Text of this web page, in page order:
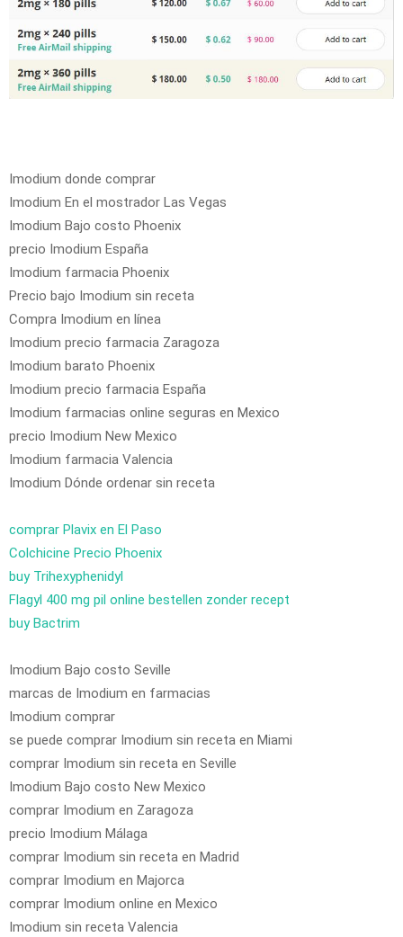
Imodium donde comprar
Imodium En el mostrador Las Vegas
Imodium Bajo costo Phoenix
precio Imodium España
Imodium farmacia Phoenix
Precio bajo Imodium sin receta
Compra Imodium en línea
Imodium precio farmacia Zaragoza
Imodium barato Phoenix
Imodium precio farmacia España
Imodium farmacias online seguras en Mexico
precio Imodium New Mexico
Imodium farmacia Valencia
Imodium Dónde ordenar sin receta
comprar Plavix en El Paso
Colchicine Precio Phoenix
buy Trihexyphenidyl
Flagyl 400 mg pil online bestellen zonder recept
buy Bactrim
Imodium Bajo costo Seville
marcas de Imodium en farmacias
Imodium comprar
se puede comprar Imodium sin receta en Miami
comprar Imodium sin receta en Seville
Imodium Bajo costo New Mexico
comprar Imodium en Zaragoza
precio Imodium Málaga
comprar Imodium sin receta en Madrid
comprar Imodium en Majorca
comprar Imodium online en Mexico
Imodium sin receta Valencia